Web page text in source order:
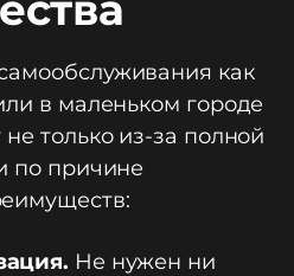
как
в маленьком городе
только из-за полной
по причине
Не нужен ни